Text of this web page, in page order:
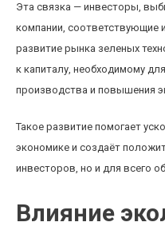
Эта связка — инвесторы,
компании, соответствующие
развитие рынка зеленых
к капиталу, необходимому
производства и повышения
Такое развитие помогает
экономике и создаёт
инвесторов, но и для всего
Влияние